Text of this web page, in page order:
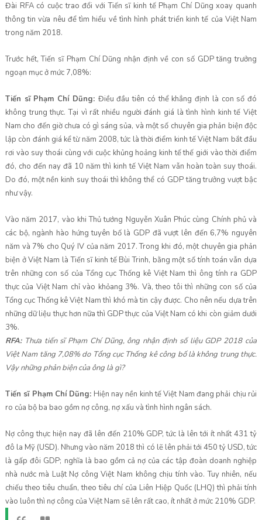
Đài RFA có cuộc trao đổi với Tiến sĩ kinh tế Phạm Chí Dũng xoay quanh
thông tin vừa nêu để tìm hiểu về tình hình phát triển kinh tế của Việt Nam
trong năm 2018.
Trước hết, Tiến sĩ Phạm Chí Dũng nhận định về con số GDP tăng trưởng
ngoạn mục ở mức 7,08%:
Tiến sĩ Phạm Chí Dũng: Điều đầu tiên có thể khẳng định là con số đó
không trung thực. Tại vì rất nhiều người đánh giá là tình hình kinh tế Việt
Nam cho đến giờ chưa có gì sáng sủa, và một số chuyên gia phản biện độc
lập còn đánh giá kể từ năm 2008, tức là thời điểm kinh tế Việt Nam bắt đầu
rơi vào suy thoái cùng với cuộc khủng hoảng kinh tế thế giới vào thời điểm
đó, cho đến nay đã 10 năm thì kinh tế Việt Nam vẫn hoàn toàn suy thoái.
Do đó, một nền kinh suy thoái thì không thể có GDP tăng trưởng vượt bậc
như vậy.
Vào năm 2017, vào khi Thủ tướng Nguyễn Xuân Phúc cùng Chính phủ và
các bộ, ngành hào hứng tuyên bố là GDP đã vượt lên đến 6,7% nguyên
năm và 7% cho Quý IV của năm 2017. Trong khi đó, một chuyên gia phản
biện ở Việt Nam là Tiến sĩ kinh tế Bùi Trinh, bằng một số tính toán vẫn dựa
trên những con số của Tổng cục Thống kê Việt Nam thì ông tính ra GDP
thực của Việt Nam chỉ vào khỏang 3%. Và, theo tôi thì những con số của
Tổng cục Thống kê Việt Nam thì khó mà tin cậy được. Cho nên nếu dựa trên
những dữ liệu thực hơn nữa thì GDP thực của Việt Nam có khi còn giảm dưới
3%.
RFA:Thưa tiến sĩ Phạm Chí Dũng, ông nhận định số liệu GDP 2018 của
Việt Nam tăng 7,08% do Tổng cục Thống kê công bố là không trung thực.
Vậy những phản biện của ông là gì?
Tiến sĩ Phạm Chí Dũng: Hiện nay nền kinh tế Việt Nam đang phải chịu rủi
ro của bộ ba bao gồm nợ công, nợ xấu và tình hình ngân sách.
Nợ công thực hiện nay đã lên đến 210% GDP, tức là lên tới ít nhất 431 tỷ
đô la Mỹ (USD). Nhưng vào năm 2018 thì có lẽ lên phải tới 450 tỷ USD, tức
là gấp đôi GDP; nghĩa là bao gồm cả nợ của các tập đoàn doanh nghiệp
nhà nước mà Luật Nợ công Việt Nam không chịu tính vào. Tuy nhiên, nếu
chiếu theo tiêu chuẩn, theo tiêu chí của Liên Hiệp Quốc (LHQ) thì phải tính
vào luôn thì nợ công của Việt Nam sẽ lên rất cao, ít nhất ở mức 210% GDP.